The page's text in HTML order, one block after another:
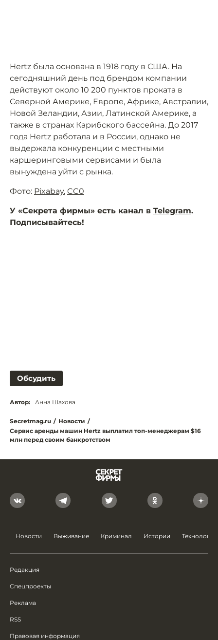
Hertz была основана в 1918 году в США. На
сегодняшний день под брендом компании
действуют около 10 200 пунктов проката в
Северной Америке, Европе, Африке, Австралии,
Новой Зеландии, Азии, Латинской Америке, а
также в странах Карибского бассейна. До 2017
года Hertz работала и в России, однако не
выдержала конкуренции с местными
каршеринговыми сервисами и была
вынуждена уйти с рынка.
Фото: Pixabay, CC0
У «Секрета фирмы» есть канал в Telegram.
Подписывайтесь!
Обсудить
Автор: Анна Шахова
Secretmag.ru / Новости /
Сервис аренды машин Hertz выплатил топ-менеджерам $16
млн перед своим банкротством
Новости Выживание Криминал Истории Технологии
Редакция
Спецпроекты
Реклама
RSS
Правовая информация